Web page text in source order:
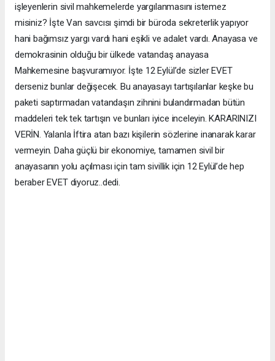
işleyenlerin sivil mahkemelerde yargılanmasını istemez
misiniz? İşte Van savcısı şimdi bir büroda sekreterlik yapıyor
hani bağımsız yargı vardı hani eşikli ve adalet vardı. Anayasa ve
demokrasinin olduğu bir ülkede vatandaş anayasa
Mahkemesine başvuramıyor. İşte 12 Eylül’de sizler EVET
derseniz bunlar değişecek. Bu anayasayı tartışılanlar keşke bu
paketi saptırmadan vatandaşın zihnini bulandırmadan bütün
maddeleri tek tek tartışın ve bunları iyice inceleyin. KARARINIZI
VERİN. Yalanla İftira atan bazı kişilerin sözlerine inanarak karar
vermeyin. Daha güçlü bir ekonomiye, tamamen sivil bir
anayasanın yolu açılması için tam sivillik için 12 Eylül’de hep
beraber EVET diyoruz..dedi.